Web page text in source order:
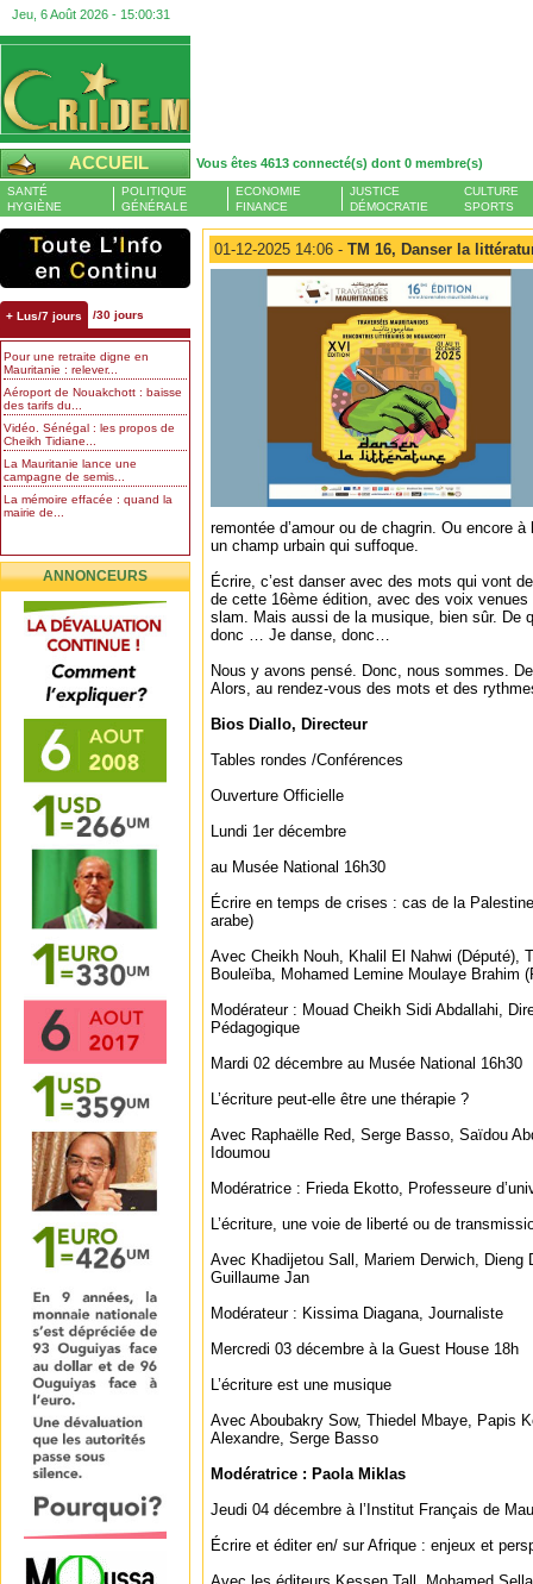
Jeu, 6 Août 2026 - 15:00:33
ACCUEIL Vous êtes 4613 connecté(s) dont 0 membre(s)
SANTÉ
HYGIÈNE
POLITIQUE
GÉNÉRALE
ECONOMIE
FINANCE
JUSTICE
DÉMOCRATIE
CULTURE
SPORTS
+ Lus/7 jours /30 jours
Pour une retraite digne en
Mauritanie : relever...
Aéroport de Nouakchott : baisse
des tarifs du...
Vidéo. Sénégal : les propos de
Cheikh Tidiane...
La Mauritanie lance une
campagne de semis...
La mémoire effacée : quand la
mairie de...
ANNONCEURS
01-12-2025 14:06 - TM 16, Danser la
remontée d’amour ou de chagrin. Ou encore
un champ urbain qui suffoque.
Écrire, c’est danser avec des mots qui vont
de cette 16ème édition, avec des voix
slam. Mais aussi de la musique, bien sûr. De
donc … Je danse, donc…
Nous y avons pensé. Donc, nous sommes.
Alors, au rendez-vous des mots et des
Bios Diallo, Directeur
Tables rondes /Conférences
Ouverture Officielle
Lundi 1er décembre
au Musée National 16h30
Écrire en temps de crises : cas de la
arabe)
Avec Cheikh Nouh, Khalil El Nahwi (Député),
Bouleïba, Mohamed Lemine Moulaye Brahim
Modérateur : Mouad Cheikh Sidi Abdallahi,
Pédagogique
Mardi 02 décembre au Musée National 16h30
L’écriture peut-elle être une thérapie ?
Avec Raphaëlle Red, Serge Basso, Saïdou
Idoumou
Modératrice : Frieda Ekotto, Professeure
L’écriture, une voie de liberté ou de
Avec Khadijetou Sall, Mariem Derwich, Dieng
Guillaume Jan
Modérateur : Kissima Diagana, Journaliste
Mercredi 03 décembre à la Guest House 18h
L’écriture est une musique
Avec Aboubakry Sow, Thiedel Mbaye, Papis
Alexandre, Serge Basso
Modératrice : Paola Miklas
Jeudi 04 décembre à l’Institut Français de
Écrire et éditer en/ sur Afrique : enjeux et